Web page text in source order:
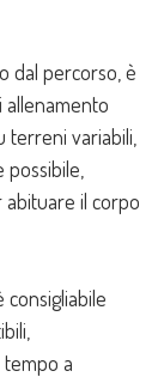
dal percorso, è
allenamento
terreni variabili,
abituare il corpo
consigliabile
a